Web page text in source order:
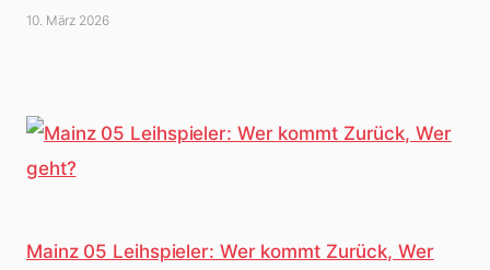
10. März 2026
Mainz 05 Leihspieler: Wer kommt Zurück, Wer